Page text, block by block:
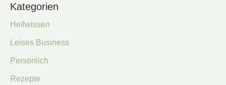
Kategorien
Heilwissen
Leises Business
Persönlich
Rezepte